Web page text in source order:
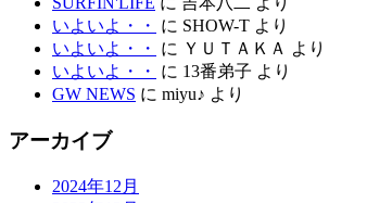
いよいよ・・
に SHOW-T より
いよいよ・・
に ＹＵＴＡＫＡ より
いよいよ・・
に 13番弟子 より
GW NEWS に miyu♪ より
アーカイブ
2024年12月